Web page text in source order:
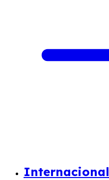
Internacional